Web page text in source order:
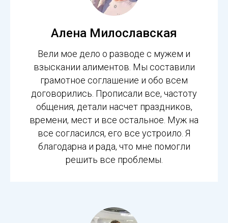
Алена Милославская
Вели мое дело о разводе с мужем и
взыскании алиментов. Мы составили
грамотное соглашение и обо всем
договорились. Прописали все, частоту
общения, детали насчет праздников,
времени, мест и все остальное. Муж на
все согласился, его все устроило. Я
благодарна и рада, что мне помогли
решить все проблемы.